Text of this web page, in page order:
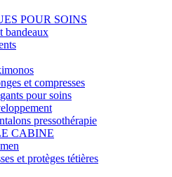
POUR SOINS
bandeaux
et compresses
pour soins
pressothérapie
CABINE
et protèges tétières